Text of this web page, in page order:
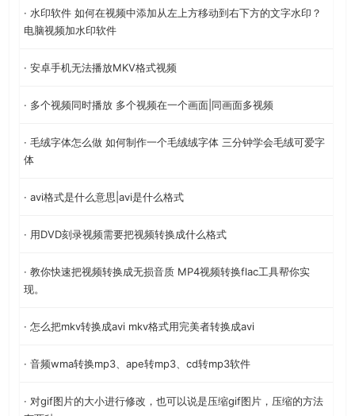
· 水印软件 如何在视频中添加从左上方移动到右下方的文字水印？
电脑视频加水印软件
· 安卓手机无法播放MKV格式视频
· 多个视频同时播放 多个视频在一个画面|同画面多视频
· 毛绒字体怎么做 如何制作一个毛绒绒字体 三分钟学会毛绒可爱字
体
· avi格式是什么意思|avi是什么格式
· 用DVD刻录视频需要把视频转换成什么格式
· 教你快速把视频转换成无损音质 MP4视频转换flac工具帮你实
现。
· 怎么把mkv转换成avi mkv格式用完美者转换成avi
· 音频wma转换mp3、ape转mp3、cd转mp3软件
· 对gif图片的大小进行修改，也可以说是压缩gif图片，压缩的方法